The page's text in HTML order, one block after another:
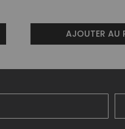
AJOUTER AU